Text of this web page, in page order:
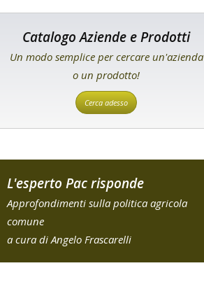
Catalogo Aziende e Prodotti
Un modo semplice per cercare un'azienda
o un prodotto!
Cerca adesso
L'esperto Pac risponde
Approfondimenti sulla politica agricola
comune
a cura di Angelo Frascarelli